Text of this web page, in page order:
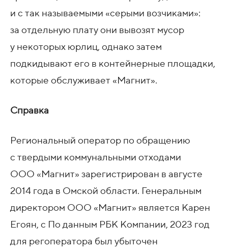
и с так называемыми «серыми возчиками»:
за отдельную плату они вывозят мусор
у некоторых юрлиц, однако затем
подкидывают его в контейнерные площадки,
которые обслуживает «Магнит».
Справка
Региональный оператор по обращению
с твердыми коммунальными отходами
ООО «Магнит» зарегистрирован в августе
2014 года в Омской области. Генеральным
директором ООО «Магнит» является Карен
Егоян, с По данным РБК Компании, 2023 год
для регоператора был убыточен